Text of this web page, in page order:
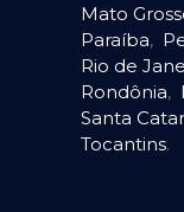
Mato
Paraíba,
Rio de
Rondônia,
Santa
Tocantins.